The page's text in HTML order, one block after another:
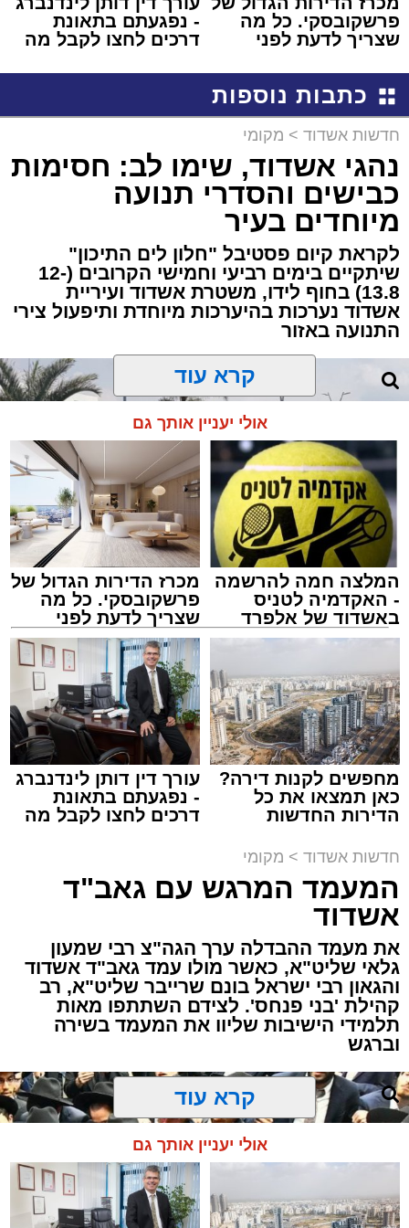
פרשקובסקי. כל מה
שצריך לדעת לפני
באשדוד
- נפגעתם בתאונת
דרכים לחצו לקבל מה
כתבות נוספות
חדשות אשדוד > מקומי
נהגי אשדוד, שימו לב: חסימות
כבישים והסדרי תנועה
מיוחדים בעיר
לקראת קיום פסטיבל "חלון לים התיכון"
שיתקיים בימים רביעי וחמישי הקרובים (12-
13.8) בחוף לידו, משטרת אשדוד ועיריית
אשדוד נערכות בהיערכות מיוחדת ותיפעול צירי
התנועה באזור
הכבישים פתוחים באשדוד
מערכת האתר / 13:52 10.08.26
תגים:אשדוד , חסימות תנועה
לקראת קיום פסטיבל "חלון לים התיכון" שיתקיים
לידו, משטרת אשדוד ועיריית אשדוד נערכות
בהיערכות מיוחדת ותיפעול צירי התנועה באזור.
בשל האירוע הצפוי, יחולו שינויים והגבלות תנועה
באזור חוף לידו, הטיילת וסביבת מתחם
הפסטיבל.
להלן פירוט חסימות הצירים ומוקדי ההכוונות:
שדרות משה דיין
– חסימות והכוונת תנועה
באזור הסמוך לחוף ולמתחם הפסטיבל.
שדרות ירושלים– חסימות והכוונות בצירי
קרא עוד
אולי יעניין אותך גם
המלצה חמה להרשמה
- האקדמיה לטניס
באשדוד של אלפרד
קריאולנסקי - לילדים
מכרז הדירות הגדול של
פרשקובסקי. כל מה
שצריך לדעת לפני
שמגישים הצעה לדירה
באשדוד
מחפשים לקנות דירה?
כאן תמצאו את כל
הדירות החדשות
עורך דין דותן לינדנברג
- נפגעתם בתאונת
דרכים לחצו לקבל מה
חדשות אשדוד > מקומי
המעמד המרגש עם גאב"ד
אשדוד
את מעמד ההבדלה ערך הגה"צ רבי שמעון
גלאי שליט"א, כאשר מולו עמד גאב"ד אשדוד
והגאון רבי ישראל בונם שרייבר שליט"א, רב
קהילת 'בני פנחס'. לצידם השתתפו מאות
תלמידי הישיבות שליוו את המעמד בשירה
וברגש
קרא עוד
אולי יעניין אותך גם